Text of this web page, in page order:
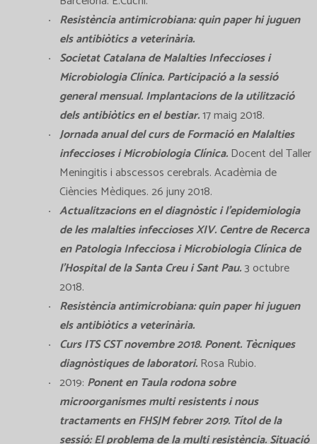
Resistència antimicrobiana: quin paper hi juguen
els antibiòtics a veterinària.
Societat Catalana de Malalties Infeccioses i
Microbiologia Clínica. Participació a la sessió
general mensual. Implantacions de la utilització
dels antibiòtics en el bestiar.17 maig 2018.
Jornada anual del curs de Formació en Malalties
infeccioses i Microbiologia Clínica.Docent del Taller
Meningitis i abscessos cerebrals. Acadèmia de
Ciències Mèdiques. 26 juny 2018.
Actualitzacions en el diagnòstic i l’epidemiologia
de les malalties infeccioses XIV. Centre de Recerca
en Patologia Infecciosa i Microbiologia Clínica de
l’Hospital de la Santa Creu i Sant Pau.3 octubre
2018.
Resistència antimicrobiana: quin paper hi juguen
els antibiòtics a veterinària.
Curs ITS CST novembre 2018. Ponent. Tècniques
diagnòstiques de laboratori.Rosa Rubio.
2019: Ponent en Taula rodona sobre
microorganismes multi resistents i nous
tractaments en FHSJM febrer 2019. Títol de la